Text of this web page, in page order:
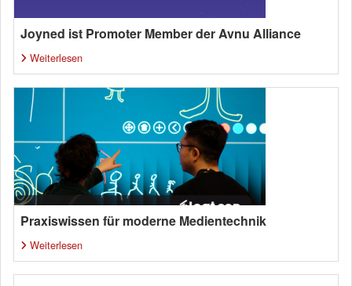
Joyned ist Promoter Member der Avnu Alliance
Weiterlesen
Praxiswissen für moderne Medientechnik
Weiterlesen